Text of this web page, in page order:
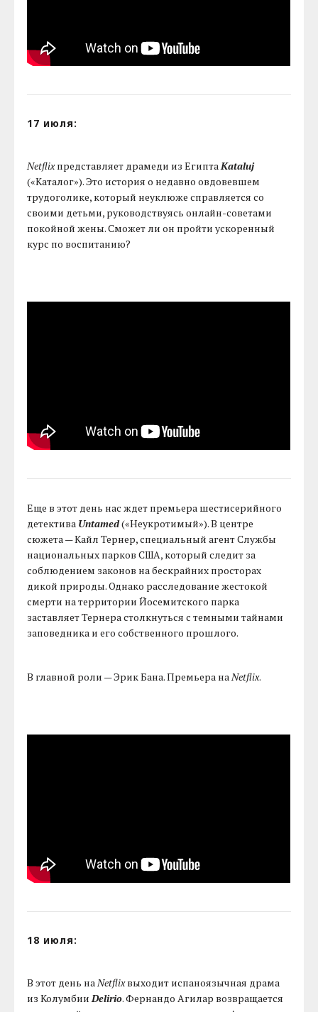
17 июля:
Netflixпредставляет драмеди из ЕгиптаKataluj
(«Каталог»). Это история о недавно овдовевшем
трудоголике, который неуклюже справляется со
своими детьми, руководствуясь онлайн-советами
покойной жены. Сможет ли он пройти ускоренный
курс по воспитанию?
Еще в этот день нас ждет премьера шестисерийного
детектива Untamed(«Неукротимый»). В центре
сюжета — Кайл Тернер, специальный агент Службы
национальных парков США, который следит за
соблюдением законов на бескрайних просторах
дикой природы. Однако расследование жестокой
смерти на территории Йосемитского парка
заставляет Тернера столкнуться с темными тайнами
заповедника и его собственного прошлого.
В главной роли — Эрик Бана. Премьера наNetflix.
18 июля:
В этот день наNetflixвыходит испаноязычная драма
из КолумбииDelirio. Фернандо Агилар возвращается